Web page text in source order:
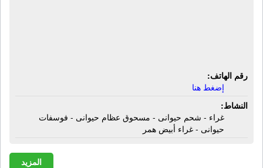
رقم الهاتف:
إضغط هنا
النشاط:
غراء - شحم حيوانى - مسحوق عظام حيوانى - فوسفات
حيوانى - غراء أبيض همر
المزيد